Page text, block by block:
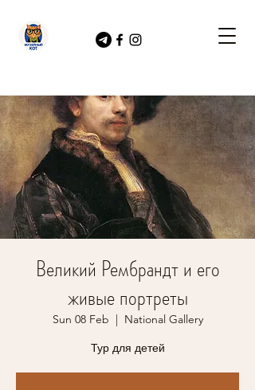
Великий Рембрандт и его
живые портреты
Sun 08 Feb
  |
National Gallery
Тур для детей